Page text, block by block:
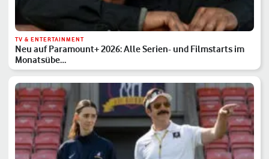
TV & ENTERTAINMENT
Neu auf Paramount+ 2026: Alle Serien- und Filmstarts im
Monatsübe…